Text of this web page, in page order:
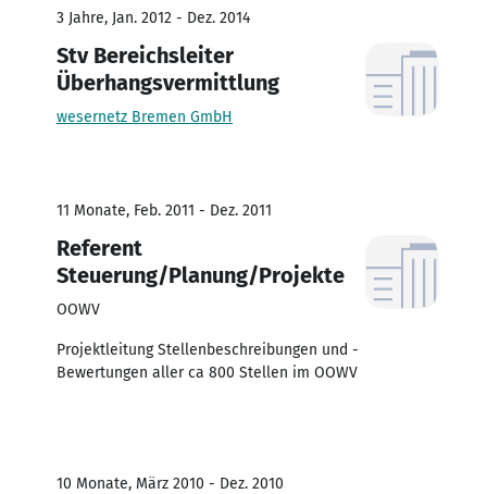
3 Jahre, Jan. 2012 - Dez. 2014
Stv Bereichsleiter
Überhangsvermittlung
wesernetz Bremen GmbH
11 Monate, Feb. 2011 - Dez. 2011
Referent
Steuerung/Planung/Projekte
OOWV
Projektleitung Stellenbeschreibungen und -
Bewertungen aller ca 800 Stellen im OOWV
10 Monate, März 2010 - Dez. 2010